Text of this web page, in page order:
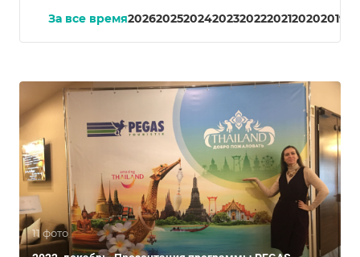
За все время20262025202420232022202120202019
11 фото